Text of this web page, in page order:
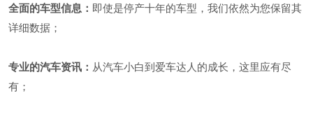
全面的车型信息： 即使是停产十年的车型，我们依然为您保留其
详细数据；
专业的汽车资讯： 从汽车小白到爱车达人的成长，这里应有尽
有；